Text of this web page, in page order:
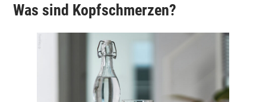
Was sind Kopfschmerzen?